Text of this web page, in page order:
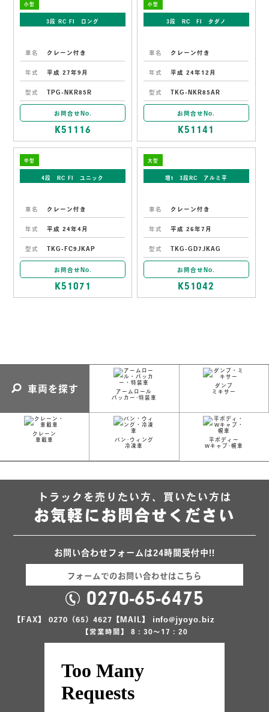
小型
3段 RC FI ロング
車名 クレーン付き
年式 平成 27年9月
型式 TPG-NKR85R
お問合せNo.
K51116
小型
3段 RC FI タダノ
車名 クレーン付き
年式 平成 24年12月
型式 TKG-NKR85AR
お問合せNo.
K51141
中型
4段 RC FI ユニック
車名 クレーン付き
年式 平成 24年4月
型式 TKG-FC9JKAP
お問合せNo.
K51071
大型
増t 3段RC アルミ平
車名 クレーン付き
年式 平成 26年7月
型式 TKG-GD7JKAG
お問合せNo.
K51042
車両を探す
アームロール
パッカー･特装車
ダンプ
ミキサー
クレーン
車載車
バン･ウィング
冷凍車
平ボディー
Wキャブ･幌車
トラックを売りたい方、買いたい方は
お気軽にお問合せください
お問い合わせフォームは24時間受付中!!
フォームでのお問い合わせはこちら
0270-65-6475
【FAX】 0270（65）4627 【MAIL】 info@jyoyo.biz
【営業時間】 8：30～17：20